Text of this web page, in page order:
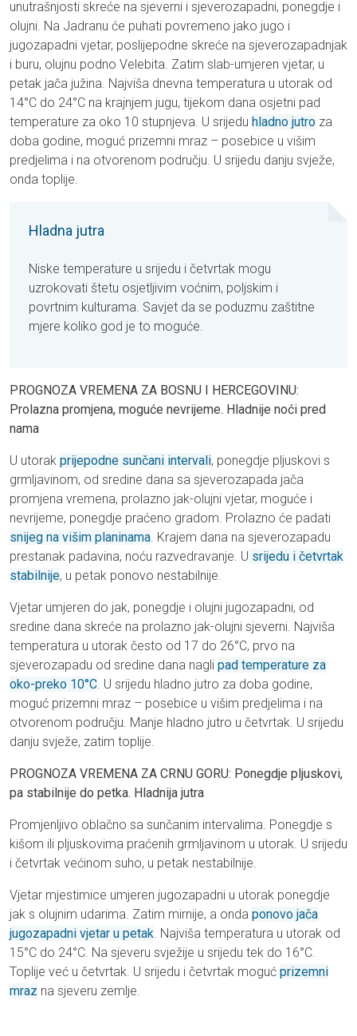
unutrašnjosti skreće na sjeverni i sjeverozapadni, ponegdje i
olujni. Na Jadranu će puhati povremeno jako jugo i
jugozapadni vjetar, poslijepodne skreće na sjeverozapadnjak
i buru, olujnu podno Velebita. Zatim slab-umjeren vjetar, u
petak jača južina. Najviša dnevna temperatura u utorak od
14°C do 24°C na krajnjem jugu, tijekom dana osjetni pad
temperature za oko 10 stupnjeva. U srijedu hladno jutro za
doba godine, moguć prizemni mraz – posebice u višim
predjelima i na otvorenom području. U srijedu danju svježe,
onda toplije.
Hladna jutra
Niske temperature u srijedu i četvrtak mogu
uzrokovati štetu osjetljivim voćnim, poljskim i
povrtnim kulturama. Savjet da se poduzmu zaštitne
mjere koliko god je to moguće.
PROGNOZA VREMENA ZA BOSNU I HERCEGOVINU:
Prolazna promjena, moguće nevrijeme. Hladnije noći pred
nama
U utorak prijepodne sunčani intervali, ponegdje pljuskovi s
grmljavinom, od sredine dana sa sjeverozapada jača
promjena vremena, prolazno jak-olujni vjetar, moguće i
nevrijeme, ponegdje praćeno gradom. Prolazno će padati
snijeg na višim planinama. Krajem dana na sjeverozapadu
prestanak padavina, noću razvedravanje. U srijedu i četvrtak
stabilnije, u petak ponovo nestabilnije.
Vjetar umjeren do jak, ponegdje i olujni jugozapadni, od
sredine dana skreće na prolazno jak-olujni sjeverni. Najviša
temperatura u utorak često od 17 do 26°C, prvo na
sjeverozapadu od sredine dana nagli pad temperature za
oko-preko 10°C. U srijedu hladno jutro za doba godine,
moguć prizemni mraz – posebice u višim predjelima i na
otvorenom području. Manje hladno jutro u četvrtak. U srijedu
danju svježe, zatim toplije.
PROGNOZA VREMENA ZA CRNU GORU: Ponegdje pljuskovi,
pa stabilnije do petka. Hladnija jutra
Promjenljivo oblačno sa sunčanim intervalima. Ponegdje s
kišom ili pljuskovima praćenih grmljavinom u utorak. U srijedu
i četvrtak većinom suho, u petak nestabilnije.
Vjetar mjestimice umjeren jugozapadni u utorak ponegdje
jak s olujnim udarima. Zatim mirnije, a onda ponovo jača
jugozapadni vjetar u petak. Najviša temperatura u utorak od
15°C do 24°C. Na sjeveru svježije u srijedu tek do 16°C.
Toplije već u četvrtak. U srijedu i četvrtak moguć prizemni
mraz na sjeveru zemlje.